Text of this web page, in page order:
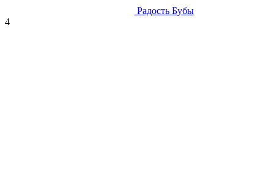
Радость Бубы
4